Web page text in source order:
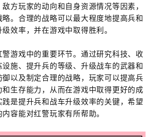
方玩家的动向和自身资源情况等因素，
。合理的战略可以最大程度地提高兵和
效率，并在游戏中取得胜利。
游戏中的重要环节。通过研究科技、收
施、提升兵的等级、升级战车的武器和
以及制定合理的战略，玩家可以提高兵
生存能力，从而在游戏中取得更好的成
是提升兵和战车升级效率的关键，希望
容能对红警玩家有所帮助。